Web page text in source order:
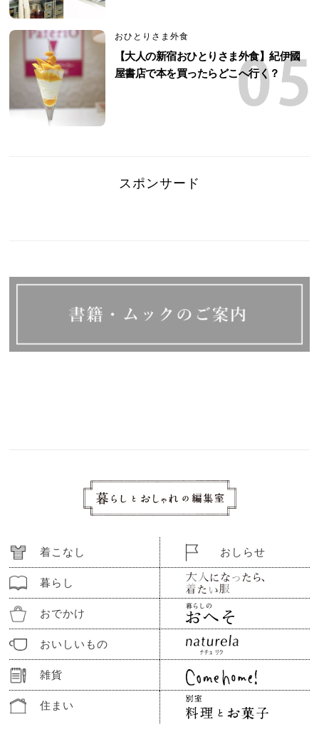
おひとりさま外食
【大人の新宿おひとりさま外食】紀伊國
屋書店で本を買ったらどこへ行く？
スポンサード
着こなし
暮らし
おでかけ
おいしいもの
雑貨
住まい
おしらせ